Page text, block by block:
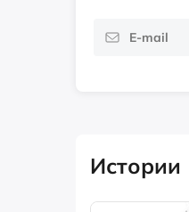
Истории